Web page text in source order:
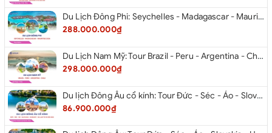
Du Lịch Đông Phi: Seychelles - Madagascar - Mauritius 2026
288.000.000₫
Du Lịch Nam Mỹ: Tour Brazil - Peru - Argentina - Chile 2026
298.000.000₫
Du lịch Đông Âu cổ kính: Tour Đức - Séc - Áo - Slovakia - Hungary - Ba Lan từ Hà Nội 2026
86.900.000₫